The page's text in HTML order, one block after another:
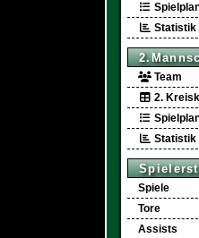
Statistik
Team
2.
Statistik
Spiele
Tore
Assists